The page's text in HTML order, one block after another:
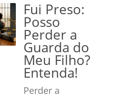
Fui Preso:
Posso
Perder a
Guarda do
Meu Filho?
Entenda!
Perder a